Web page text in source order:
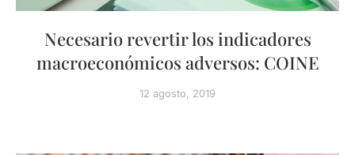
Necesario revertir los indicadores
macroeconómicos adversos: COINE
12 agosto, 2019